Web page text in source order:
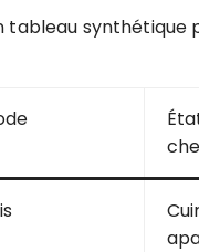
tableau synthétique